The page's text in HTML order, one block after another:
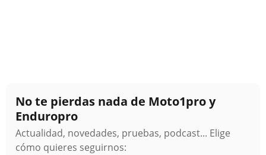
No te pierdas nada de Moto1pro y
Enduropro
Actualidad, novedades, pruebas, podcast... Elige
cómo quieres seguirnos: